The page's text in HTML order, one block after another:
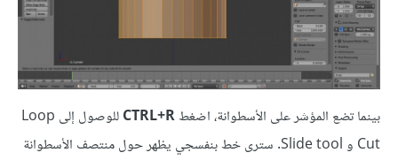
بينما تضع المؤشر على الأسطوانة، اضغطCTRL+R
للوصول إلى Loop
Cut و Slide tool. سترى خط بنفسجي يظهر حول منتصف الأسطوانة